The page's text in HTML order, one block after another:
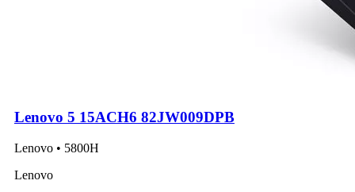
Lenovo 5 15ACH6 82JW009DPB
Lenovo • 5800H
Lenovo